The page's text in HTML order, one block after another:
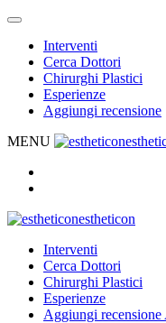
Interventi
Cerca Dottori
Chirurghi Plastici
Esperienze
Aggiungi recensione
MENU
estheticon
Interventi
Cerca Dottori
Chirurghi Plastici
Esperienze
Aggiungi recensione